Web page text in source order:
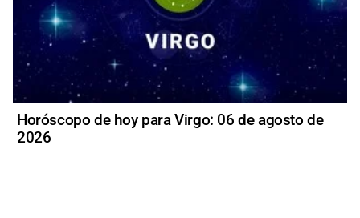
Horóscopo de hoy para Virgo: 06 de agosto de
2026